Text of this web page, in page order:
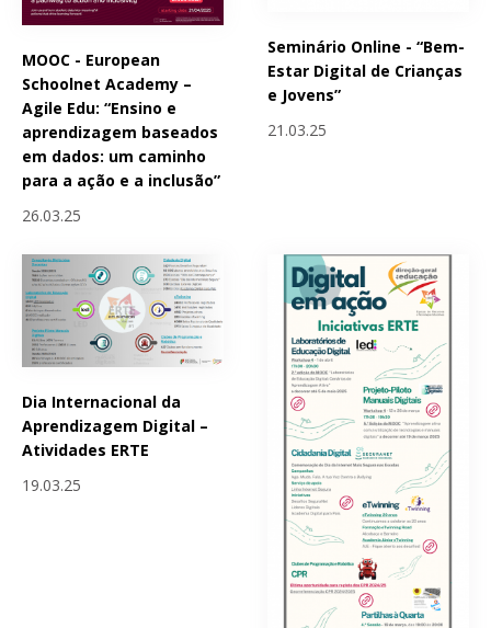
MOOC - European
Schoolnet Academy –
Agile Edu: “Ensino e
aprendizagem baseados
em dados: um caminho
para a ação e a inclusão”
26.03.25
Seminário Online - “Bem-
Estar Digital de Crianças
e Jovens”
21.03.25
Dia Internacional da
Aprendizagem Digital –
Atividades ERTE
19.03.25